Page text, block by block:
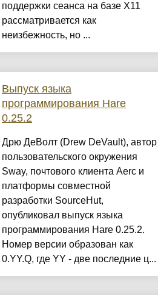
поддержки сеанса на базе X11
рассматривается как
неизбежность, но ...
Выпуск языка
программирования Hare
0.25.2
Дрю ДеВолт (Drew DeVault), автор
пользовательского окружения
Sway, почтового клиента Aerc и
платформы совместной
разработки SourceHut,
опубликовал выпуск языка
программирования Hare 0.25.2.
Номер версии образован как
0.YY.Q, где YY - две последние ц...